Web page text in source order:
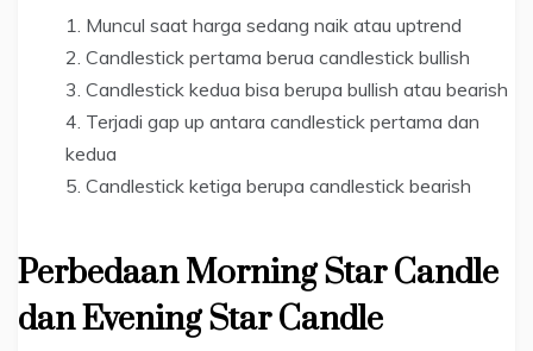
Muncul saat harga sedang naik atau uptrend
Candlestick pertama berua candlestick bullish
Candlestick kedua bisa berupa bullish atau bearish
Terjadi gap up antara candlestick pertama dan
kedua
Candlestick ketiga berupa candlestick bearish
Perbedaan Morning Star Candle
dan Evening Star Candle